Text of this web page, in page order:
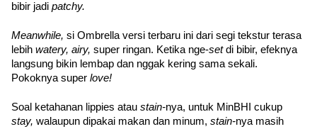
bibir jadi patchy.
Meanwhile, si Ombrella versi terbaru ini dari segi tekstur terasa
lebih watery, airy, super ringan. Ketika nge-set di bibir, efeknya
langsung bikin lembap dan nggak kering sama sekali.
Pokoknya super love!
Soal ketahanan lippies atau stain-
stay, walaupun dipakai makan dan minum, stain-nya masih